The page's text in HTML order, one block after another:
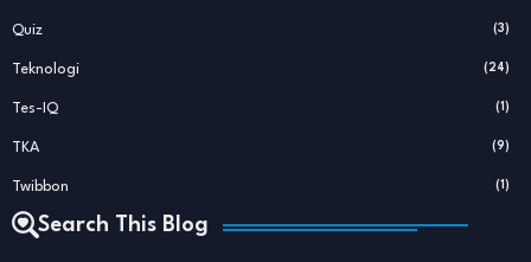
Quiz (3)
Teknologi (24)
Tes-IQ (1)
TKA (9)
Twibbon (1)
Search This Blog